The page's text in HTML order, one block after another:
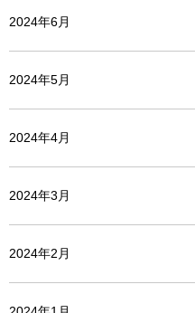
2024年6月
2024年5月
2024年4月
2024年3月
2024年2月